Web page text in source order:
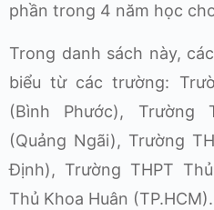
phần trong 4 năm học
Trong danh sách này,
biểu từ các trường:
(Bình Phước), Trường
(Quảng Ngãi), Trường
Định), Trường THPT
Thủ Khoa Huân (TP.HCM).